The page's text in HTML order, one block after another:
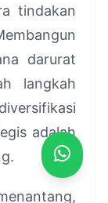
tindakan
darurat
langkah
adalah